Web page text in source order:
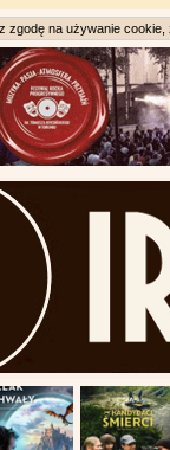
zgodę na używanie